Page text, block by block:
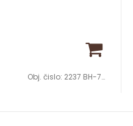
Obj. čislo: 2237 BH-7891